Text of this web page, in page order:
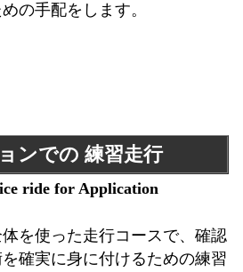
の手配をします。
ンでの 練習走行
ride for Application
を使った走行コースで、確認
確実に身に付けるための練習